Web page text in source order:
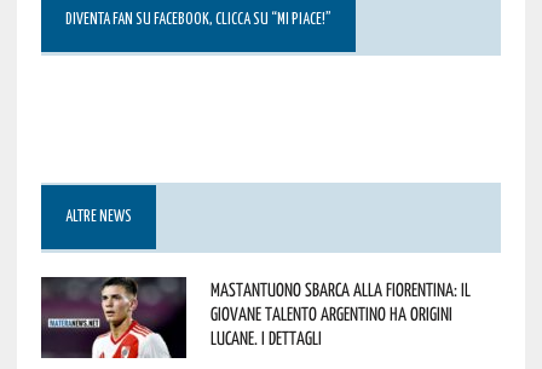
DIVENTA FAN SU FACEBOOK, CLICCA SU “MI PIACE!”
ALTRE NEWS
Mastantuono sbarca alla Fiorentina: il
giovane talento argentino ha origini
lucane. I dettagli